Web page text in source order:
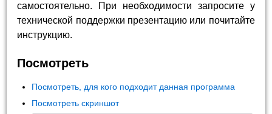
самостоятельно. При необходимости запросите у
технической поддержки презентацию или почитайте
инструкцию.
Посмотреть
Посмотреть, для кого подходит данная программа
Посмотреть скриншот